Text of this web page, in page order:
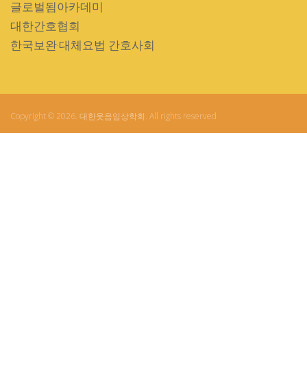
글로벌됨아카데미
대한간호협회
한국보완·대체요법 간호사회
Copyright © 2026. 대한웃음임상학회. All rights reserved